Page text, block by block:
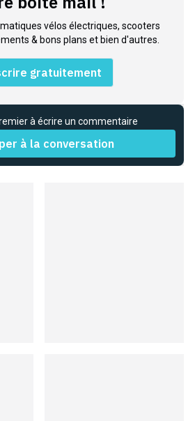
vélos électriques, scooters
& bons plans et bien d'autres.
gratuitement
à écrire un commentaire
à la conversation